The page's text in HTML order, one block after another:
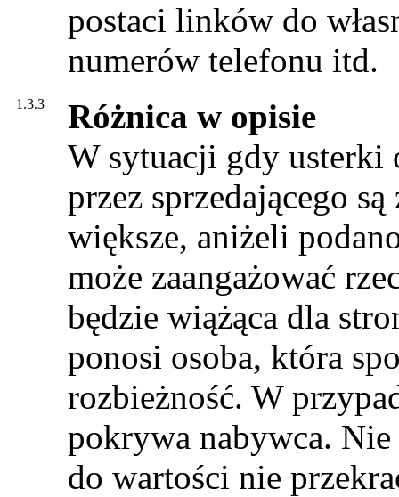
postaci linków do
numerów telefonu itd.
1.3.3
Różnica w opisie
W sytuacji gdy usterki
przez sprzedającego
większe, aniżeli
może zaangażować
będzie wiążąca dla
ponosi osoba, która
rozbieżność. W
pokrywa nabywca.
do wartości nie